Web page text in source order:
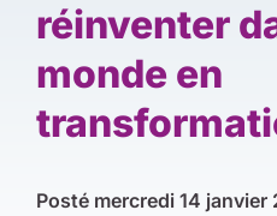
réinventer
monde en
Posté mercredi 14 janvier